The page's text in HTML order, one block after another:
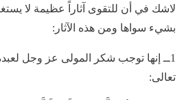
لاشك في أن للتقوى آثاراً عظيمة لا
بشيء سواها ومن هذه الآثار:
1ــ إنها توجب شكر المولى عز وجل
تعالى: